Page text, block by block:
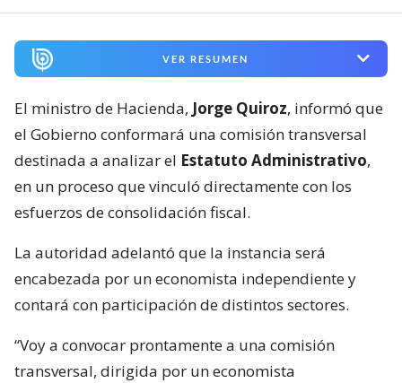
VER RESUMEN
El ministro de Hacienda, Jorge Quiroz, informó que
el Gobierno conformará una comisión transversal
destinada a analizar el Estatuto Administrativo,
en un proceso que vinculó directamente con los
esfuerzos de consolidación fiscal.
La autoridad adelantó que la instancia será
encabezada por un economista independiente y
contará con participación de distintos sectores.
“Voy a convocar prontamente a una comisión
transversal, dirigida por un economista